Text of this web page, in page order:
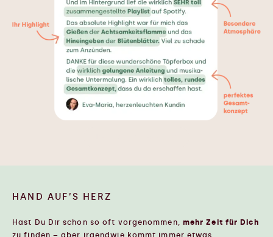
HAND AUF’S HERZ
Hast Du Dir schon so oft vorgenommen, mehr Zeit für Dich
zu finden – aber irgendwie kommt immer etwas